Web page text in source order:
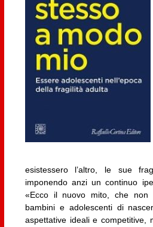
esistessero l’altro, le sue
imponendo anzi un continuo
«Ecco il nuovo mito, che
bambini e adolescenti di
aspettative ideali e competitive,